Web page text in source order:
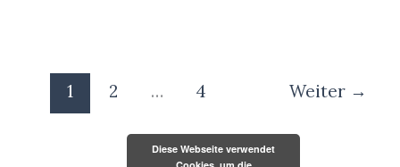
1 2 … 4 Weiter →
Diese Webseite verwendet